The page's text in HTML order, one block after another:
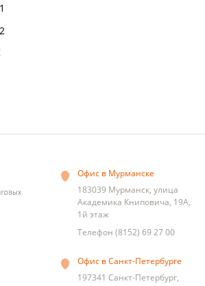
Офис в Мурманске
183039 Мурманск, улица
Академика Книповича, 19А,
1й этаж
Телефон (8152) 69 27 00
Офис в Санкт-Петербурге
197341 Санкт-Петербург,